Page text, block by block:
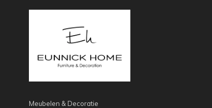
Meubelen & Decoratie